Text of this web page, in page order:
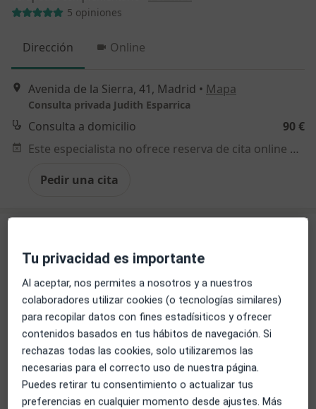
5 opiniones
Dirección Online
Avenida de la Sierra, 41, Madrid • Mapa
Consulta privada Judith Esparrica
Consulta a domicilio
90 €
Este especialista no ofrece reserva de cita online en esta dirección.
Pedir una cita
Opción de pago online
Juan Antonio Palomar Mingorance
Terapeuta complementario· Ver más
7 opiniones
Tu privacidad es importante
Al aceptar, nos permites a nosotros y a nuestros
colaboradores utilizar cookies (o tecnologías similares)
para recopilar datos con fines estadísiticos y ofrecer
contenidos basados en tus hábitos de navegación. Si
rechazas todas las cookies, solo utilizaremos las
necesarias para el correcto uso de nuestra página.
Puedes retirar tu consentimiento o actualizar tus
preferencias en cualquier momento desde ajustes. Más